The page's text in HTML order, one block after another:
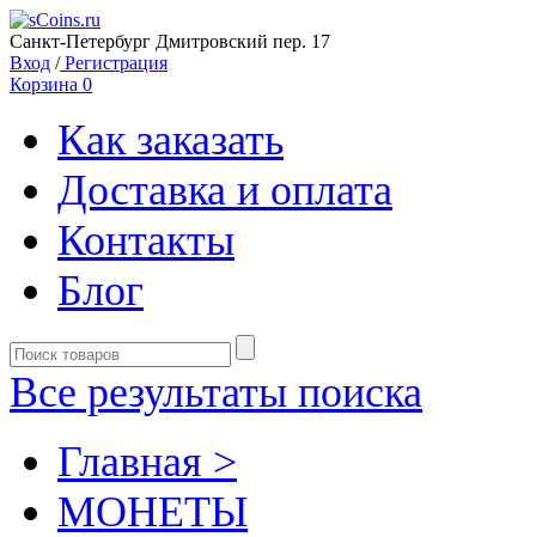
Санкт-Петербург Дмитровский пер. 17
Вход /Регистрация
Корзина 0
Как заказать
Доставка и оплата
Контакты
Блог
Все результаты поиска
Главная >
MОНЕТЫ